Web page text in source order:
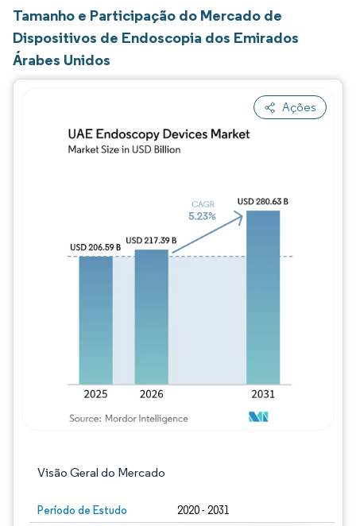
Tamanho e Participação do Mercado de
Dispositivos de Endoscopia dos Emirados
Árabes Unidos
Ações
Visão Geral do Mercado
Período de Estudo 2020 - 2031